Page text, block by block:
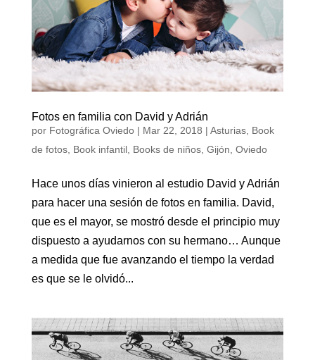
Fotos en familia con David y Adrián
por Fotográfica Oviedo| Mar 22, 2018 | Asturias, Book
de fotos, Book infantil, Books de niños, Gijón Oviedo
Hace unos días vinieron al estudio David y Adrián
para hacer una sesión de fotos en familia. David,
que es el mayor, se mostró desde el principio muy
dispuesto a ayudarnos con su hermano… Aunque
a medida que fue avanzando el tiempo la verdad
es que se le olvidó...